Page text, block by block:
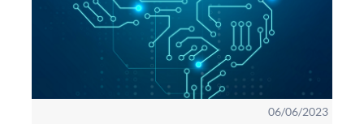
06/06/2023